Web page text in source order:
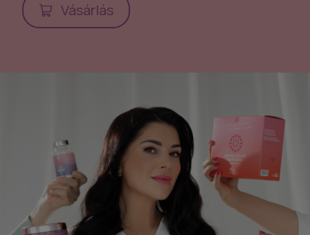
Vásárlás